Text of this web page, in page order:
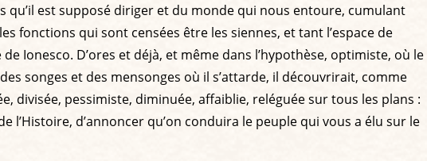
qu’il est supposé diriger et du monde qui nous entoure, cumulant
fonctions qui sont censées être les siennes, et tant l’espace de
Ionesco. D’ores et déjà, et même dans l’hypothèse, optimiste, où le
songes et des mensonges où il s’attarde, il découvrirait, comme
divisée, pessimiste, diminuée, affaiblie, reléguée sur tous les plans :
d’annoncer qu’on conduira le peuple qui vous a élu sur le